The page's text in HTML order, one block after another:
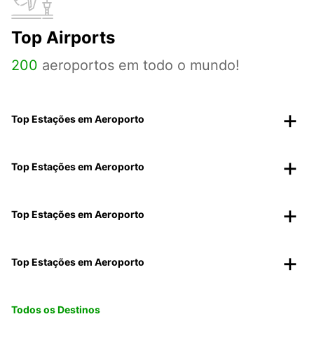
Top Airports
200 aeroportos em todo o mundo!
Top Estações em Aeroporto
Top Estações em Aeroporto
Top Estações em Aeroporto
Top Estações em Aeroporto
Todos os Destinos